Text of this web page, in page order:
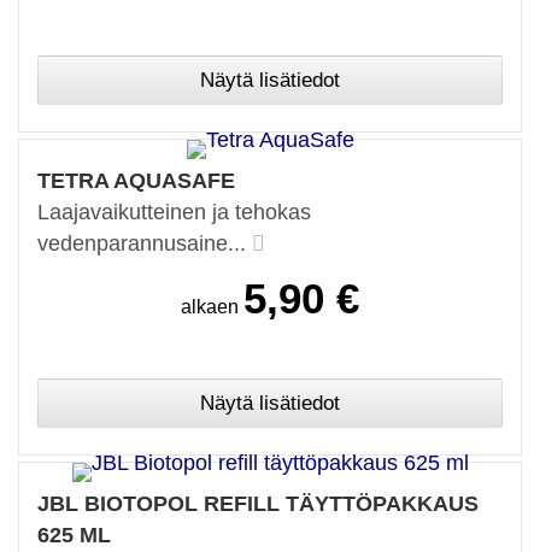
TETRA AQUASAFE
Laajavaikutteinen ja tehokas
vedenparannusaine...
alkaen 5,90 €
JBL BIOTOPOL REFILL TÄYTTÖPAKKAUS
625 ML